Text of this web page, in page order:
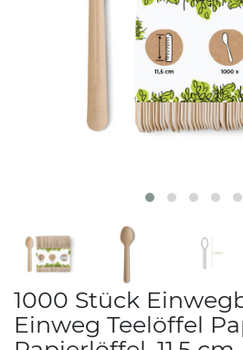
1000 Stück
Einweg Teelöffel